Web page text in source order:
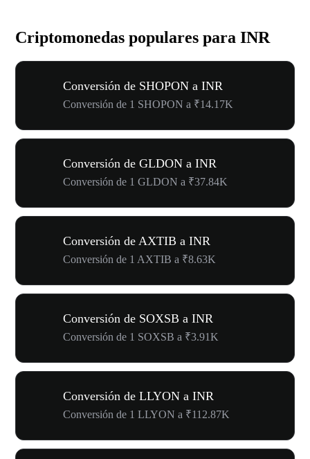
Criptomonedas populares para INR
Conversión de SHOPON a INR
Conversión de 1 SHOPON a ₹14.17K
Conversión de GLDON a INR
Conversión de 1 GLDON a ₹37.84K
Conversión de AXTIB a INR
Conversión de 1 AXTIB a ₹8.63K
Conversión de SOXSB a INR
Conversión de 1 SOXSB a ₹3.91K
Conversión de LLYON a INR
Conversión de 1 LLYON a ₹112.87K